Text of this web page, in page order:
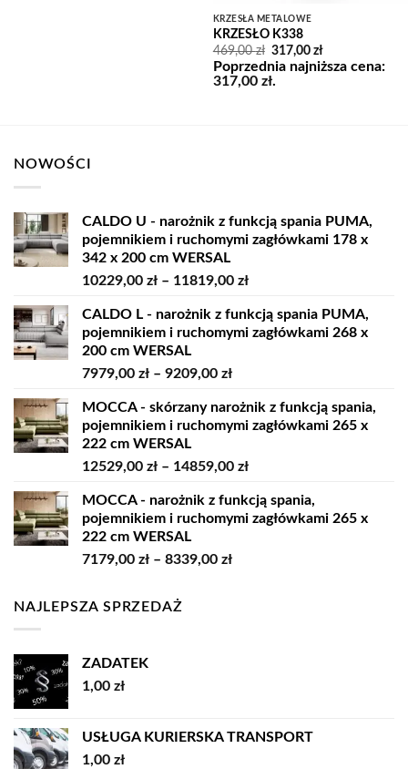
KRZESŁA METALOWE
KRZESŁO K338
469,00zł Pierwotna
cena
wynosiła:
469,00 zł.
317,00 złAktualna
cena
wynosi:
Poprzednia najniższa cena:
317,00 zł.
NOWOŚCI
CALDO U - narożnik z funkcją spania PUMA,
pojemnikiem i ruchomymi zagłówkami 178 x
342 x 200 cm WERSAL
10229,00 zł – 11819,00 złZakres
od
10229,00 zł
CALDO L - narożnik z funkcją spania PUMA,
pojemnikiem i ruchomymi zagłówkami 268 x
200 cm WERSAL
7979,00 zł – 9209,00 złZakres
od
7979,00 zł
9209,00 zł
MOCCA - skórzany narożnik z funkcją spania,
pojemnikiem i ruchomymi zagłówkami 265 x
222 cm WERSAL
12529,00 zł – 14859,00 złZakres
od
12529,00 zł
MOCCA - narożnik z funkcją spania,
pojemnikiem i ruchomymi zagłówkami 265 x
222 cm WERSAL
7179,00 zł – 8339,00 złZakres
NAJLEPSZA SPRZEDAŻ
ZADATEK
1,00 zł
USŁUGA KURIERSKA TRANSPORT
1,00 zł